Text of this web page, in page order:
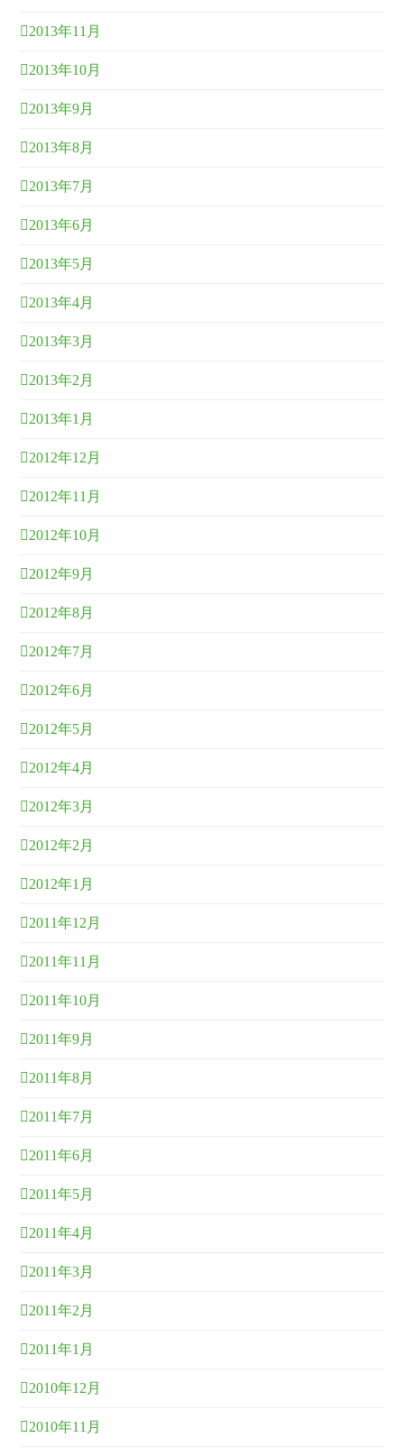
2013年11月
2013年10月
2013年9月
2013年8月
2013年7月
2013年6月
2013年5月
2013年4月
2013年3月
2013年2月
2013年1月
2012年12月
2012年11月
2012年10月
2012年9月
2012年8月
2012年7月
2012年6月
2012年5月
2012年4月
2012年3月
2012年2月
2012年1月
2011年12月
2011年11月
2011年10月
2011年9月
2011年8月
2011年7月
2011年6月
2011年5月
2011年4月
2011年3月
2011年2月
2011年1月
2010年12月
2010年11月